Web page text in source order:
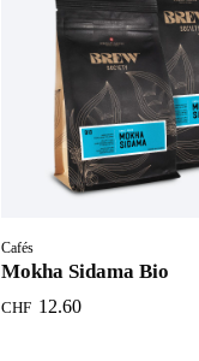
Cafés
Mokha Sidama Bio
CHF 12.60